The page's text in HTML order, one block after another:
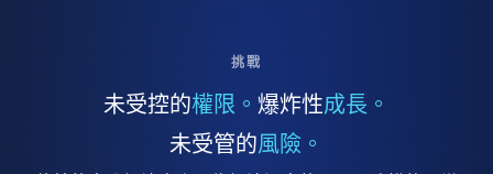
挑戰
未受控的權限。 爆炸性成長。
未受管的風險。